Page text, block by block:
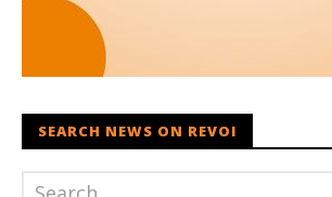
SEARCH NEWS ON REVOI